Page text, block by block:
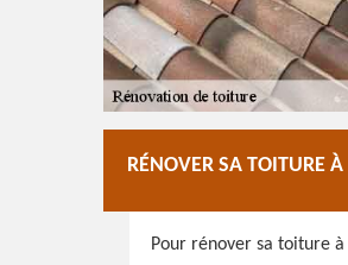
RÉNOVER SA TOITURE
Pour rénover sa toiture